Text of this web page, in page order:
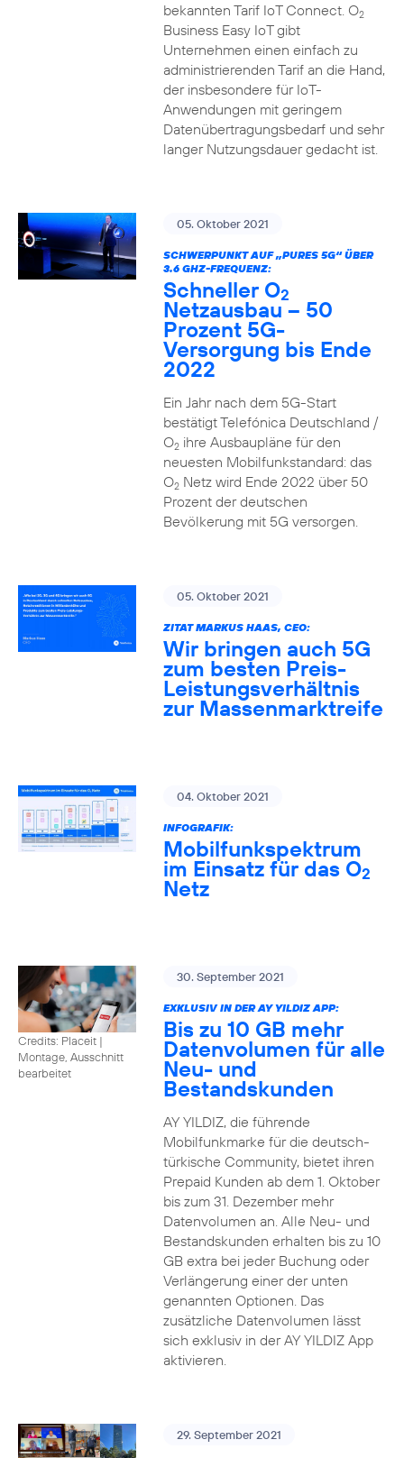
bekannten Tarif IoT Connect. O2
Business Easy IoT gibt
Unternehmen einen einfach zu
administrierenden Tarif an die Hand,
der insbesondere für IoT-
Anwendungen mit geringem
Datenübertragungsbedarf und sehr
langer Nutzungsdauer gedacht ist.
05. Oktober 2021
SCHWERPUNKT AUF „PURES 5G“ ÜBER
3.6 GHZ-FREQUENZ:
Schneller O2
Netzausbau – 50
Prozent 5G-
Versorgung bis Ende
2022
Ein Jahr nach dem 5G-Start
bestätigt Telefónica Deutschland /
O2ihre Ausbaupläne für den
neuesten Mobilfunkstandard: das
O2Netz wird Ende 2022 über 50
Prozent der deutschen
Bevölkerung mit 5G versorgen.
05. Oktober 2021
ZITAT MARKUS HAAS, CEO:
Wir bringen auch 5G
zum besten Preis-
Leistungsverhältnis
zur Massenmarktreife
04. Oktober 2021
INFOGRAFIK:
Mobilfunkspektrum
im Einsatz für das O2
Netz
Credits: Placeit |
Montage, Ausschnitt
bearbeitet
30. September 2021
EXKLUSIV IN DER AY YILDIZ APP:
Bis zu 10 GB mehr
Datenvolumen für alle
Neu- und
Bestandskunden
AY YILDIZ, die führende
Mobilfunkmarke für die deutsch-
türkische Community, bietet ihren
Prepaid Kunden ab dem 1. Oktober
bis zum 31. Dezember mehr
Datenvolumen an. Alle Neu- und
Bestandskunden erhalten bis zu 10
GB extra bei jeder Buchung oder
Verlängerung einer der unten
genannten Optionen. Das
zusätzliche Datenvolumen lässt
sich exklusiv in der AY YILDIZ App
aktivieren.
29. September 2021